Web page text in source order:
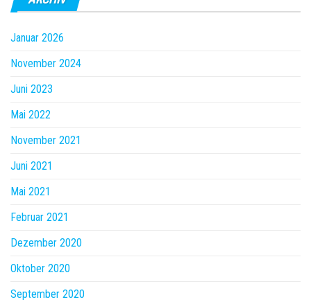
Januar 2026
November 2024
Juni 2023
Mai 2022
November 2021
Juni 2021
Mai 2021
Februar 2021
Dezember 2020
Oktober 2020
September 2020